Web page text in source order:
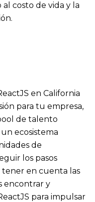
costo de vida y la
en California
para tu empresa,
de talento
ecosistema
de
los pasos
en cuenta las
encontrar y
para impulsar